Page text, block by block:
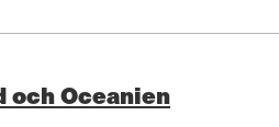
och Oceanien